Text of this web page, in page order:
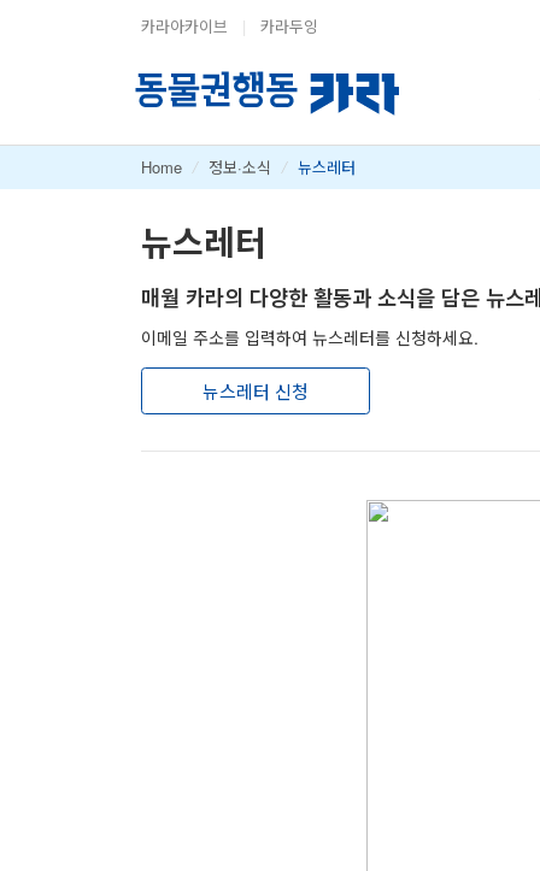
카라아카이브 | 카라두잉
Home / 정보·소식 / 뉴스레터
뉴스레터
매월 카라의 다양한 활동과 소식을 담은 뉴스
이메일 주소를 입력하여 뉴스레터를 신청하세요.
뉴스레터 신청